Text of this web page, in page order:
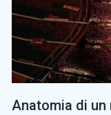
Anatomia di un